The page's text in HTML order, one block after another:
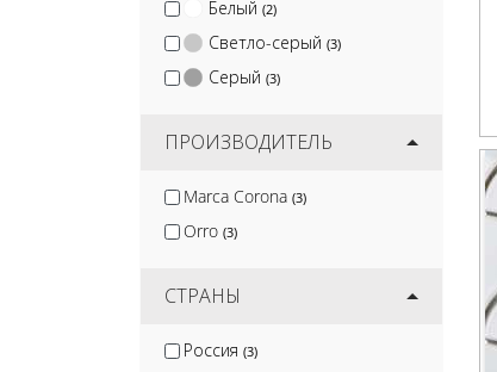
Белый (2)
Светло-серый (3)
Серый (3)
ПРОИЗВОДИТЕЛЬ
Marca Corona (3)
Orro (3)
СТРАНЫ
Россия (3)